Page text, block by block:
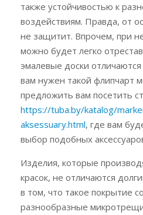
также устойчивостью к
воздействиям. Правда, от
не защитит. Впрочем, при
можно будет легко
эмалевые доски
вам нужен такой флипчарт
предложить вам посетить
https://tuba.by/katalog/
aksessuary.html, где вам
выбор подобных
Изделия, которые
красок, не отличаются
в том, что такое покрытие
разнообразные